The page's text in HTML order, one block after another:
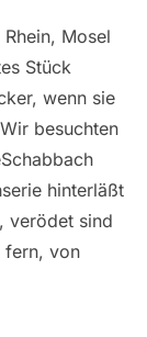
Mosel
Stück
wenn sie
besuchten
hinterläßt
verödet sind
fern, von